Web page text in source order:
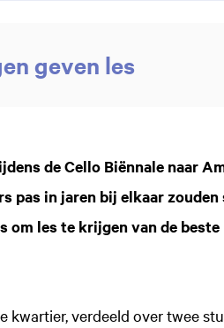
geven les
de Cello Biënnale naar
pas in jaren bij elkaar
les te krijgen van de beste
kwartier, verdeeld over twee